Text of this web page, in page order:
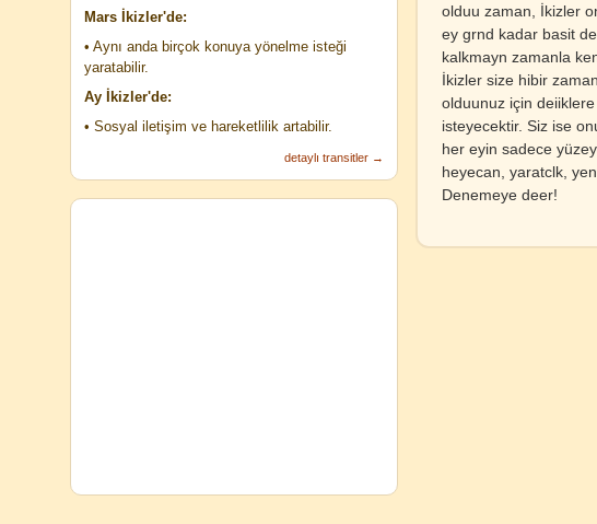
Mars İkizler'de:
• Aynı anda birçok konuya yönelme isteği
yaratabilir.
Ay İkizler'de:
• Sosyal iletişim ve hareketlilik artabilir.
detaylı transitler →
olduu zaman, İkizler
ey grnd kadar basit
kalkmayn zamanla
İkizler size hibir
olduunuz için
isteyecektir. Siz ise
her eyin sadece
heyecan, yaratclk,
Denemeye deer!